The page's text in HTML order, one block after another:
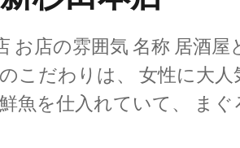
お店の雰囲気 名称 居酒
こだわりは、 女性に大
魚を仕入れていて、 ま
店” の